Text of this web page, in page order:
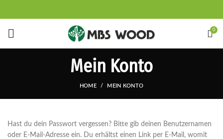
0
Mein Konto
HOME MEIN KONTO
Hast du dein Passwort vergessen? Bitte gib deinen Benutzernamen
oder E-Mail-Adresse ein. Du erhältst einen Link per E-Mail, womit